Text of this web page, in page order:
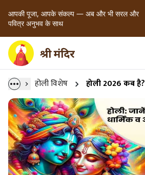
आपकी पूजा, आपके संकल्प — अब और भी सरल और
पवित्र अनुभव के साथ
होली विशेष होली 2026 कब है?